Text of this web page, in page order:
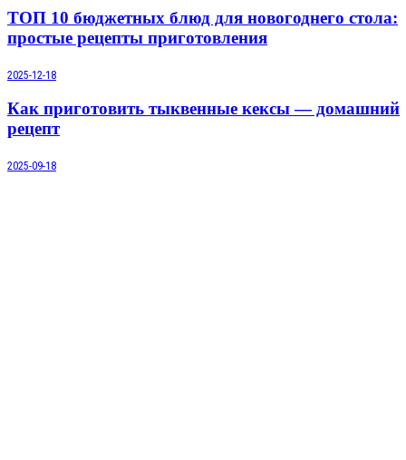
ТОП 10 бюджетных блюд для новогоднего стола:
простые рецепты приготовления
2025-12-18
Как приготовить тыквенные кексы — домашний
рецепт
2025-09-18